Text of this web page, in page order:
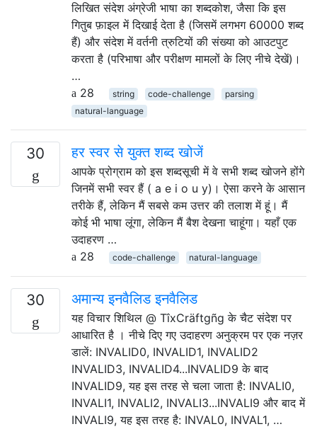
लिखित संदेश अंग्रेजी भाषा का शब्दकोश, जैसा कि इस
गितुब फ़ाइल में दिखाई देता है (जिसमें लगभग 60000 शब्द
हैं) और संदेश में वर्तनी त्रुटियों की संख्या को आउटपुट
करता है (परिभाषा और परीक्षण मामलों के लिए नीचे देखें)।
…
28
string code-challenge
parsing
natural-language
30 हर स्वर से युक्त शब्द खोजें
आपके प्रोग्राम को इस शब्दसूची में वे सभी शब्द खोजने होंगे
जिनमें सभी स्वर हैं ( a e i o u y)। ऐसा करने के आसान
तरीके हैं, लेकिन मैं सबसे कम उत्तर की तलाश में हूं। मैं
कोई भी भाषा लूंगा, लेकिन मैं बैश देखना चाहूंगा। यहाँ एक
उदाहरण …
28
code-challenge natural-language
30 अमान्य इनवैलिड इनवैलिड
यह विचार शिथिल @ TîxCräftgñg के चैट संदेश पर
आधारित है । नीचे दिए गए उदाहरण अनुक्रम पर एक नज़र
डालें: INVALID0, INVALID1, INVALID2
INVALID3, INVALID4...INVALID9 के बाद
INVALID9, यह इस तरह से चला जाता है: INVALI0,
INVALI1, INVALI2, INVALI3...INVALI9 और बाद में
INVALI9, यह इस तरह है: INVAL0, INVAL1, …